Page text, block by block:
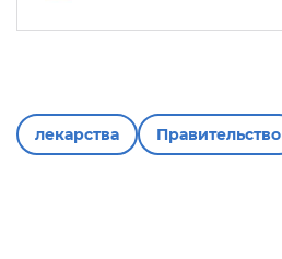
лекарства Правительство